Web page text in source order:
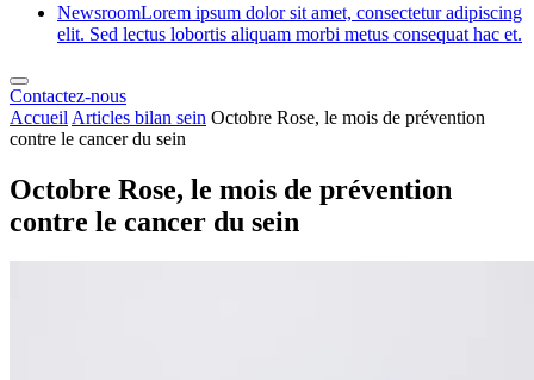
NewsroomLorem ipsum dolor sit amet, consectetur adipiscing
elit. Sed lectus lobortis aliquam morbi metus consequat hac et.
Contactez-nous
Accueil Articles bilan sein Octobre Rose, le mois de prévention
contre le cancer du sein
Octobre Rose, le mois de prévention
contre le cancer du sein